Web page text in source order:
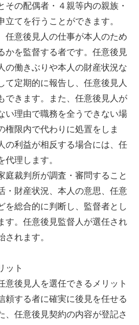
その配偶者・４親等内の親族・
てを行うことができます。
任意後見人の仕事が本人のため
かを監督する者です。任意後見
の働きぶりや本人の財産状況な
て定期的に報告し、任意後見人
できます。また、任意後見人が
い理由で職務を全うできない場
権限内で代わりに処置をしま
の利益が相反する場合には、任
理します。
庭裁判所が調査・審問すること
・財産状況、本人の意思、任意
を総合的に判断し、監督者とし
す。任意後見監督人が選任され
されます。
ット
意後見人を選任できるメリット
頼する者に確実に後見を任せる
、任意後見契約の内容が登記さ